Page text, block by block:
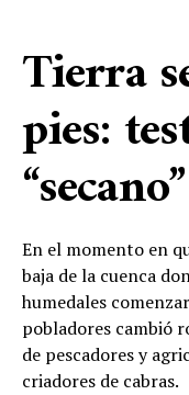
Tierra
pies:
“secano”
En el momento en
baja de la cuenca
humedales
pobladores cambió
de pescadores y
criadores de cabras.